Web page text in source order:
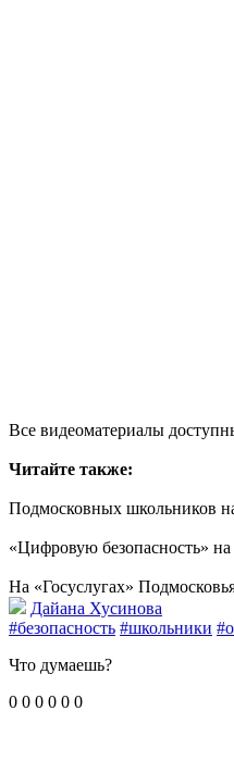
Все видеоматериалы
Читайте также:
Подмосковных школьников
«Цифровую безопасность» на
На «Госуслугах»
Дайана Хусинова
#безопасность #школьники
Что думаешь?
0 0 0 0 0 0